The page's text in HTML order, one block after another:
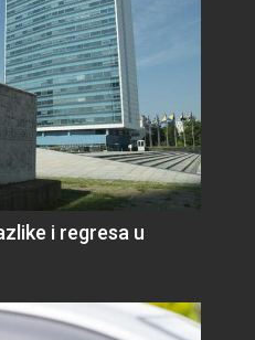
i regresa u